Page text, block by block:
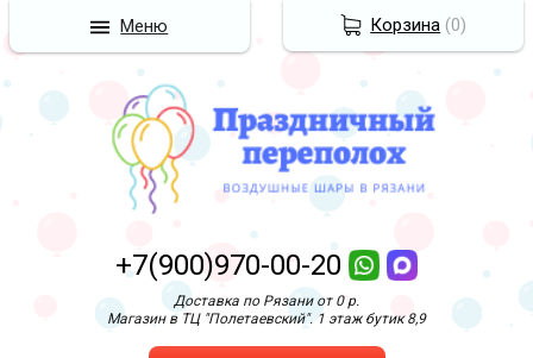
+7(900)970-00-20
Доставка по Рязани от 0 р.
Магазин в ТЦ "Полетаевский". 1 этаж бутик 8,9
Корзина (0)
Меню